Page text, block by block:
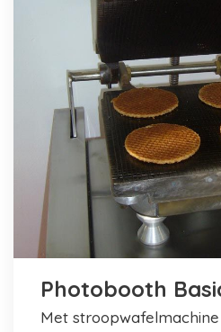
Photobooth
met